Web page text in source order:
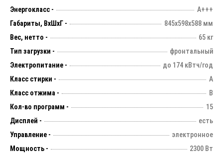
Энергокласс -
А+++
Габариты, ВхШхГ -
845х598х588 мм
Вес, нетто -
65 кг
Тип загрузки -
фронтальный
Электропитание -
до 174 кВтч/год
Класс стирки -
А
Класс отжима -
B
Кол-во программ -
15
Дисплей -
есть
Управление -
электронное
Мощность -
2300 Вт